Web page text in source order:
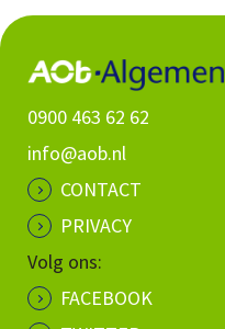
0900 463 62 62
info@aob.nl
CONTACT
PRIVACY
Volg ons:
FACEBOOK